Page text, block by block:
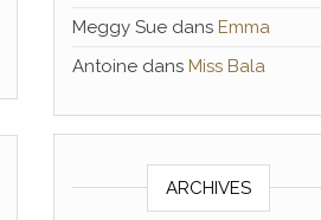
Meggy Suedans Emma
Antoinedans Miss Bala
ARCHIVES